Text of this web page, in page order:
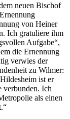
neuen Bischof
von Heiner
Ich gratuliere ihm
Aufgabe“,
die Ernennung
verwies der
zu Wilmer:
ist er
verbunden. Ich
als einen